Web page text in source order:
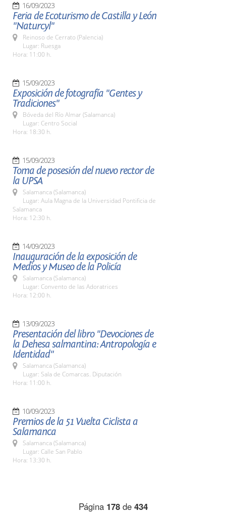
16/09/2023
Feria de Ecoturismo de Castilla y León
"Naturcyl"
Reinoso de Cerrato (Palencia)
Lugar: Ruesga
Hora: 11:00 h.
15/09/2023
Exposición de fotografía "Gentes y
Tradiciones"
Bóveda del Río Almar (Salamanca)
Lugar: Centro Social
Hora: 18:30 h.
15/09/2023
Toma de posesión del nuevo rector de
la UPSA
Salamanca (Salamanca)
Lugar: Aula Magna de la Universidad Pontificia de
Salamanca
Hora: 12:30 h.
14/09/2023
Inauguración de la exposición de
Medios y Museo de la Policía
Salamanca (Salamanca)
Lugar: Convento de las Adoratrices
Hora: 12:00 h.
13/09/2023
Presentación del libro "Devociones de
la Dehesa salmantina: Antropología e
Identidad"
Salamanca (Salamanca)
Lugar: Sala de Comarcas. Diputación
Hora: 11:00 h.
10/09/2023
Premios de la 51 Vuelta Ciclista a
Salamanca
Salamanca (Salamanca)
Lugar: Calle San Pablo
Hora: 13:30 h.
Página 178de 434